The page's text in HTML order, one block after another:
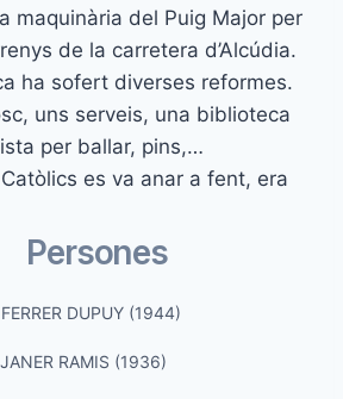
maquinària del Puig Major per
de la carretera d’Alcúdia.
ha sofert diverses reformes.
uns serveis, una biblioteca
per ballar, pins,…
Catòlics es va anar a fent, era
Persones
FERRER DUPUY (1944)
RAMIS (1936)